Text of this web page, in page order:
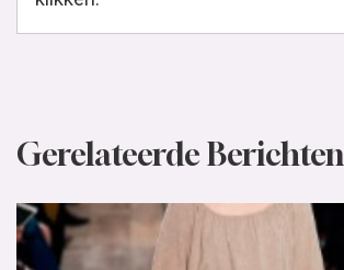
Gerelateerde Berichten